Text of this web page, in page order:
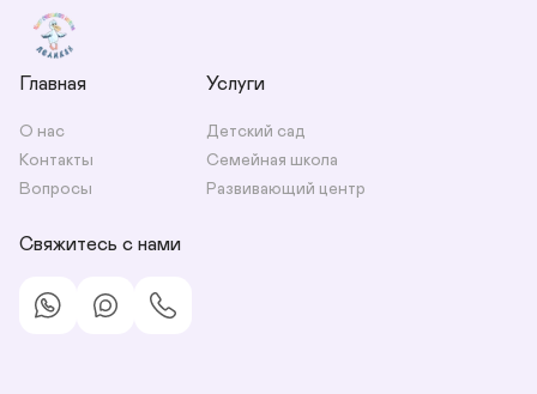
Главная
О нас
Контакты
Вопросы
Услуги
Детский сад
Семейная школа
Развивающий центр
Свяжитесь с нами